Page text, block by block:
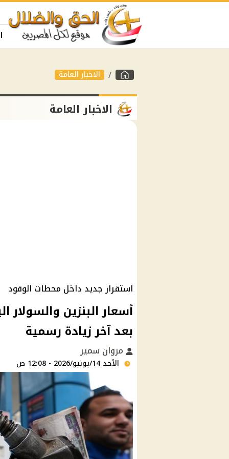
الاخبار العامة
الاخبار العامة
استقرار جديد داخل محطات الوقود
بعد آخر زيادة رسمية
مروان سمير
الأحد 14/يونيو/2026 - 12:08 ص